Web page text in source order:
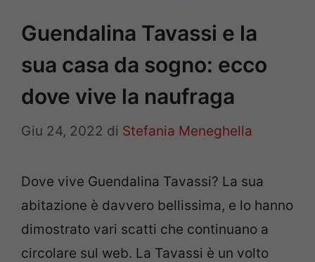
Guendalina Tavassi e la
sua casa da sogno: ecco
dove vive la naufraga
Giu 24, 2022 di Stefania Meneghella
Dove vive Guendalina Tavassi? La sua
abitazione è davvero bellissima, e lo hanno
dimostrato vari scatti che continuano a
circolare sul web. La Tavassi è un volto